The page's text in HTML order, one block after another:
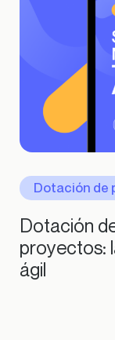
Dotación de
Dotación de personal y gestión de
proyectos:
ágil